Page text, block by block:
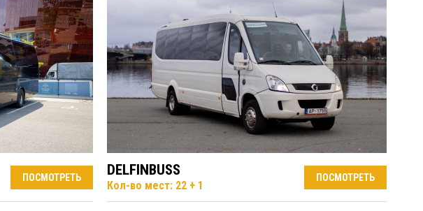
ПОСМОТРЕТЬ DELFINBUSS
Кол-во мест: 22 + 1
ПОСМОТРЕТЬ